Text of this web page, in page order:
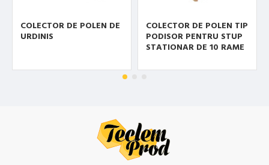
COLECTOR DE POLEN DE
URDINIS
COLECTOR DE POLEN TIP
PODISOR PENTRU STUP
STATIONAR DE 10 RAME